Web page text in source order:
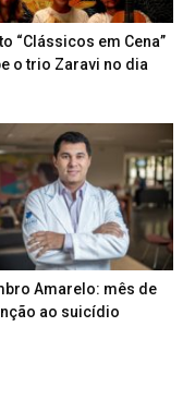
“Clássicos em Cena”
o trio Zaravi no dia
Amarelo: mês de
ao suicídio